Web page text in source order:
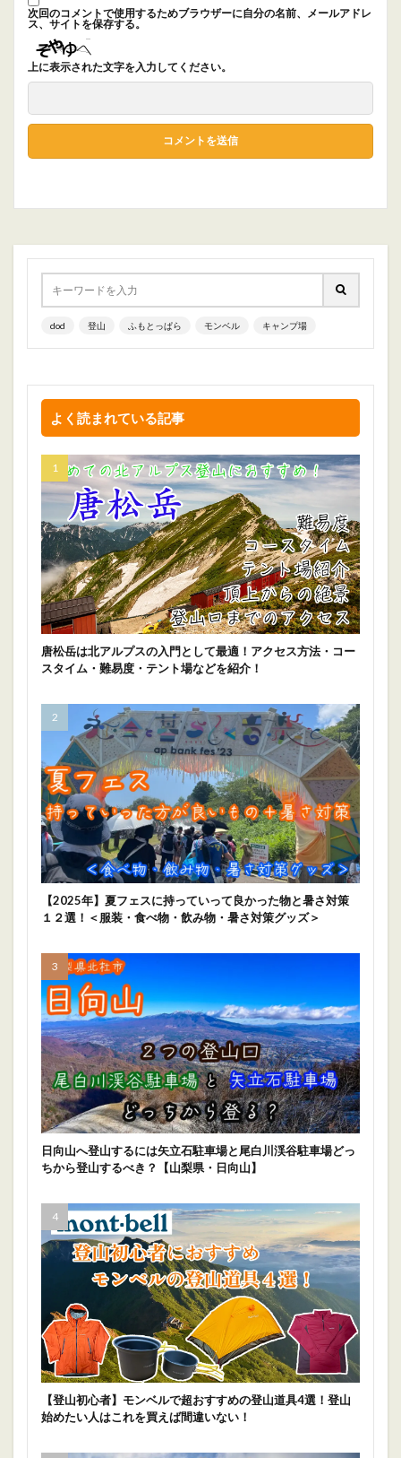
次回のコメントで使用するためブラウザーに自分の名前、メールアドレ
ス、サイトを保存する。
上に表示された文字を入力してください。
dod 登山 ふもとっぱら モンベル キャンプ場
よく読まれている記事
唐松岳は北アルプスの入門として最適！アクセス方法・コー
スタイム・難易度・テント場などを紹介！
【2025年】夏フェスに持っていって良かった物と暑さ対策
１２選！＜服装・食べ物・飲み物・暑さ対策グッズ＞
日向山へ登山するには矢立石駐車場と尾白川渓谷駐車場どっ
ちから登山するべき？【山梨県・日向山】
【登山初心者】モンベルで超おすすめの登山道具4選！登山
始めたい人はこれを買えば間違いない！